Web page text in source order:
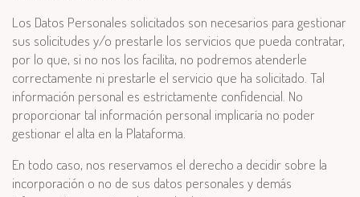
Los Datos Personales solicitados son necesarios para gestionar
sus solicitudes y/o prestarle los servicios que pueda contratar,
por lo que, si no nos los facilita, no podremos atenderle
correctamente ni prestarle el servicio que ha solicitado. Tal
información personal es estrictamente confidencial. No
proporcionar tal información personal implicaría no poder
gestionar el alta en la Plataforma.
En todo caso, nos reservamos el derecho a decidir sobre la
incorporación o no de sus datos personales y demás